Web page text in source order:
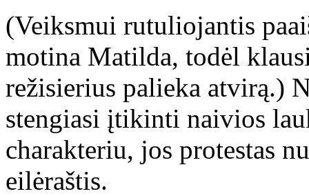
(Veiksmui rutuliojantis
motina Matilda, todėl
režisierius palieka atvirą.)
stengiasi įtikinti naivios
charakteriu, jos protestas
eilėraštis.